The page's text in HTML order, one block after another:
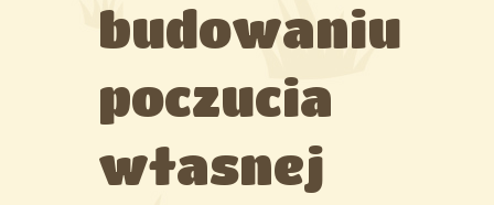
budowaniu
poczucia
własnej